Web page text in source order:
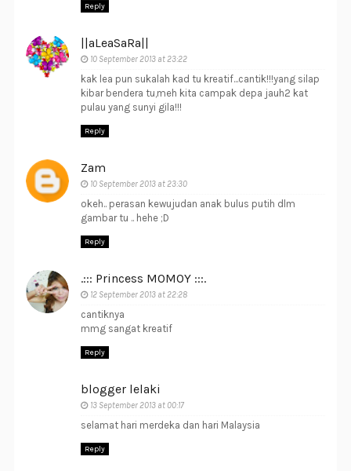
Reply
||aLeaSaRa||
10 September 2013 at 23:22
kak lea pun sukalah kad tu kreatif...cantik!!!yang silap
kibar bendera tu,meh kita campak depa jauh2 kat
pulau yang sunyi gila!!!
Reply
Zam
10 September 2013 at 23:30
okeh.. perasan kewujudan anak bulus putih dlm
gambar tu .. hehe ;D
Reply
.::: Princess MOMOY :::.
12 September 2013 at 22:28
cantiknya
mmg sangat kreatif
Reply
blogger lelaki
13 September 2013 at 00:17
selamat hari merdeka dan hari Malaysia
Reply